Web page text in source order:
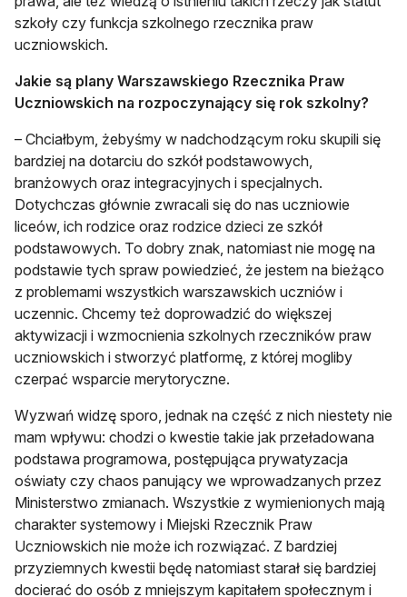
szkoły czy funkcja szkolnego rzecznika praw
uczniowskich.
Jakie są plany Warszawskiego Rzecznika Praw
Uczniowskich na rozpoczynający się rok szkolny?
– Chciałbym, żebyśmy w nadchodzącym roku skupili się
bardziej na dotarciu do szkół podstawowych,
branżowych oraz integracyjnych i specjalnych.
Dotychczas głównie zwracali się do nas uczniowie
liceów, ich rodzice oraz rodzice dzieci ze szkół
podstawowych. To dobry znak, natomiast nie mogę na
podstawie tych spraw powiedzieć, że jestem na bieżąco
z problemami wszystkich warszawskich uczniów i
uczennic. Chcemy też doprowadzić do większej
aktywizacji i wzmocnienia szkolnych rzeczników praw
uczniowskich i stworzyć platformę, z której mogliby
czerpać wsparcie merytoryczne.
Wyzwań widzę sporo, jednak na część z nich niestety nie
mam wpływu: chodzi o kwestie takie jak przeładowana
podstawa programowa, postępująca prywatyzacja
oświaty czy chaos panujący we wprowadzanych przez
Ministerstwo zmianach. Wszystkie z wymienionych mają
charakter systemowy i Miejski Rzecznik Praw
Uczniowskich nie może ich rozwiązać. Z bardziej
przyziemnych kwestii będę natomiast starał się bardziej
docierać do osób z mniejszym kapitałem społecznym i